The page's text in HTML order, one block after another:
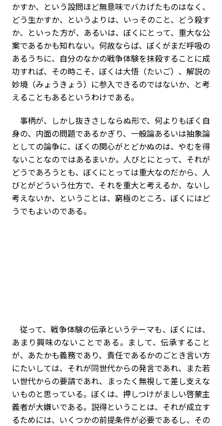
かすか、という設問ほど無意味でバカげたものはなく、
どう生かすか、というよりは、いっそのこと、どう殺す
か、といった方が、あるいは、ぼくにとって、重大な公
案であるかも知れない。何故ならば、ぼくがまだ呼吸の
あるうちに、自分のなかの戦争体験を抹殺することに成
功すれば、その時こそ、ぼくは大悟（たいご）、解説の
妙境（みょうきょう）に参入できるのではないか、と考
えることもあるというわけである。
事柄が、しかし抜きさしならぬ形で、何よりもぼく自
身の、内面の問題であるかぎり、一般論あるいは抽象論
としての論争に、ぼくの関心がとどかぬのは、やむを得
ないことなのではあるまいか。人びとにとって、それが
どうであろうとも、ぼくにとっては重大なのだから、人
びとがどういう仕方で、それを重大と考えるか、ないし
考えないか、ということは、窮極のところ、ぼくにはど
うでもよいのである。
従って、戦争体験の伝承というテーマも、ぼくには、
あまり興味のないことである。まして、伝承すること
が、あたかも義務であり、責任であるかのごとき言い方
にたいしては、それが同世代からの発言であれ、また若
い世代からの要請であれ、まったく無視して差し支えな
いものと思っている。ぼくは、押しつけがましい啓蒙主
義者が大嫌いである。説得ということは、それが成立す
るためには、いくつかの前提条件が必要であるし、その